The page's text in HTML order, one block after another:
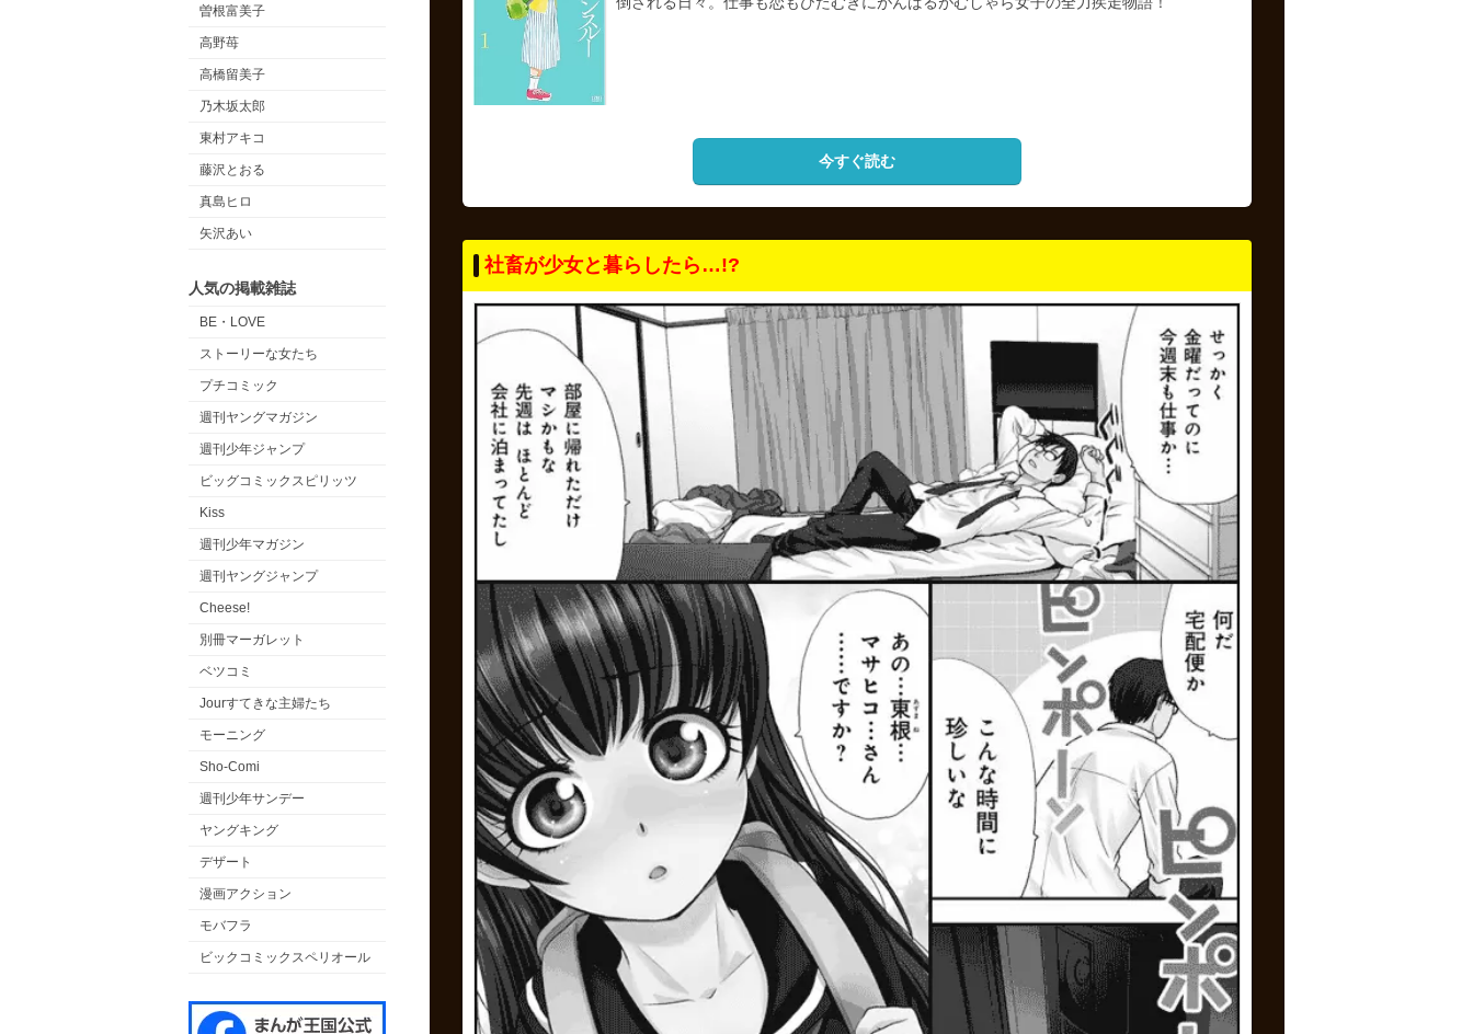
曽根富美子
高野苺
高橋留美子
乃木坂太郎
東村アキコ
藤沢とおる
真島ヒロ
矢沢あい
人気の掲載雑誌
BE・LOVE
ストーリーな女たち
プチコミック
週刊ヤングマガジン
週刊少年ジャンプ
ビッグコミックスピリッツ
Kiss
週刊少年マガジン
週刊ヤングジャンプ
Cheese!
別冊マーガレット
ベツコミ
Jourすてきな主婦たち
モーニング
Sho-Comi
週刊少年サンデー
ヤングキング
デザート
漫画アクション
モバフラ
ビックコミックスペリオール
今すぐ読む
社畜が少女と暮らしたら…!?